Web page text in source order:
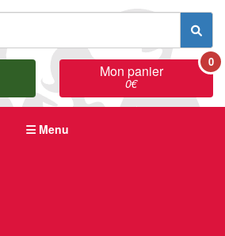
Mon panier
0€
0
Menu